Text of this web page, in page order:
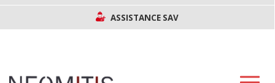
ASSISTANCE SAV